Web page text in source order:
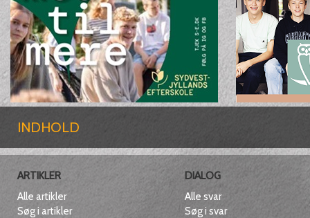
INDHOLD
ARTIKLER
Alle artikler
Søg i artikler
DIALOG
Alle svar
Søg i svar